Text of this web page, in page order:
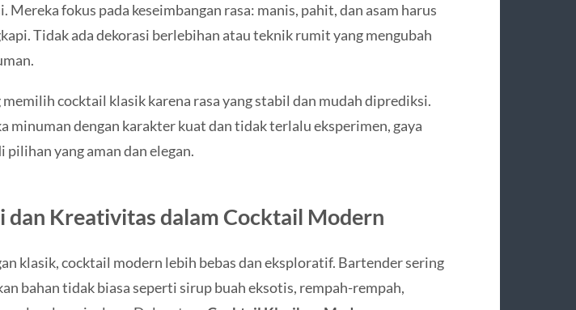
Mereka fokus pada keseimbangan rasa: manis, pahit, dan asam harus
Tidak ada dekorasi berlebihan atau teknik rumit yang mengubah
memilih cocktail klasik karena rasa yang stabil dan mudah diprediksi.
minuman dengan karakter kuat dan tidak terlalu eksperimen, gaya
pilihan yang aman dan elegan.
dan Kreativitas dalam Cocktail Modern
klasik, cocktail modern lebih bebas dan eksploratif. Bartender sering
bahan tidak biasa seperti sirup buah eksotis, rempah-rempah,